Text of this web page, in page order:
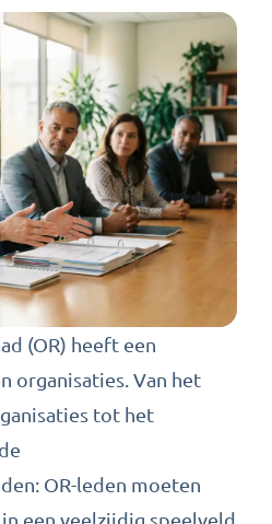
(OR) heeft een
organisaties. Van het
tot het
OR-leden moeten
een veelzijdig speelveld